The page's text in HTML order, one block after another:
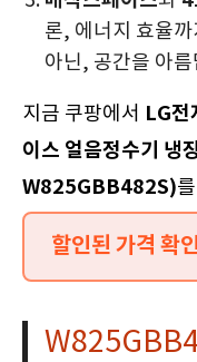
론, 에너지 효율
아닌, 공간을 아
지금 쿠팡에서 LG전
이스 얼음정수기 냉
W825GBB482S)
할인된 가격 확